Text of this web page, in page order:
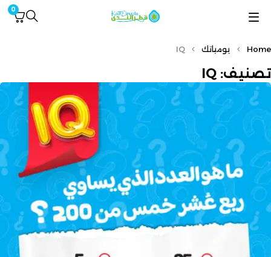
0
تصنيف: IQ
Home يومياتك IQ